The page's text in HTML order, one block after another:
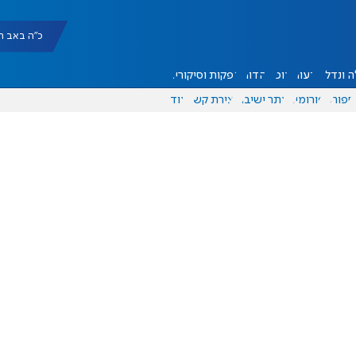
כ"ה באב תשפ"ו
ונדל"ן דעות אוכל יהדות הפקות וסיקורים
ספורט פורומים אתר ישיבה יצירת קשר עוד